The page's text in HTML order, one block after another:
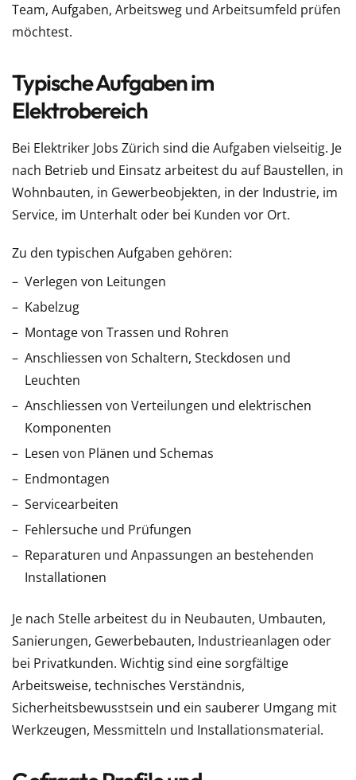
Team, Aufgaben, Arbeitsweg und Arbeitsumfeld prüfen
möchtest.
Typische Aufgaben im
Elektrobereich
Bei Elektriker Jobs Zürich sind die Aufgaben vielseitig. Je
nach Betrieb und Einsatz arbeitest du auf Baustellen, in
Wohnbauten, in Gewerbeobjekten, in der Industrie, im
Service, im Unterhalt oder bei Kunden vor Ort.
Zu den typischen Aufgaben gehören:
Verlegen von Leitungen
Kabelzug
Montage von Trassen und Rohren
Anschliessen von Schaltern, Steckdosen und
Leuchten
Anschliessen von Verteilungen und elektrischen
Komponenten
Lesen von Plänen und Schemas
Endmontagen
Servicearbeiten
Fehlersuche und Prüfungen
Reparaturen und Anpassungen an bestehenden
Installationen
Je nach Stelle arbeitest du in Neubauten, Umbauten,
Sanierungen, Gewerbebauten, Industrieanlagen oder
bei Privatkunden. Wichtig sind eine sorgfältige
Arbeitsweise, technisches Verständnis,
Sicherheitsbewusstsein und ein sauberer Umgang mit
Werkzeugen, Messmitteln und Installationsmaterial.